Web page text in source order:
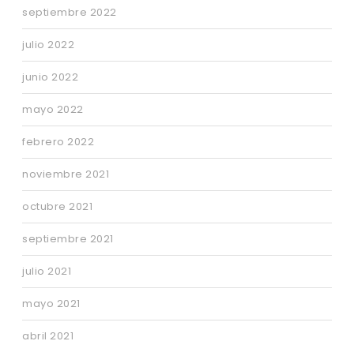
septiembre 2022
julio 2022
junio 2022
mayo 2022
febrero 2022
noviembre 2021
octubre 2021
septiembre 2021
julio 2021
mayo 2021
abril 2021